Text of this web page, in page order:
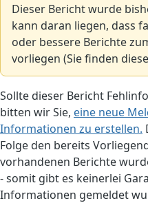
Dieser Bericht wurde
kann daran liegen, dass
oder bessere Berichte
vorliegen (Sie finden
Sollte dieser Bericht
bitten wir Sie, eine neue
Informationen zu erstellen.
Folge den bereits
vorhandenen Berichte
- somit gibt es keinerlei
Informationen gemeldet